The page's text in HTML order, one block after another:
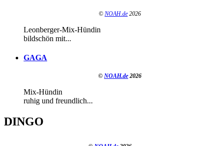
© NOAH.de 2026
Leonberger-Mix-Hündin
bildschön mit...
GAGA
© NOAH.de 2026
Mix-Hündin
ruhig und freundlich...
DINGO